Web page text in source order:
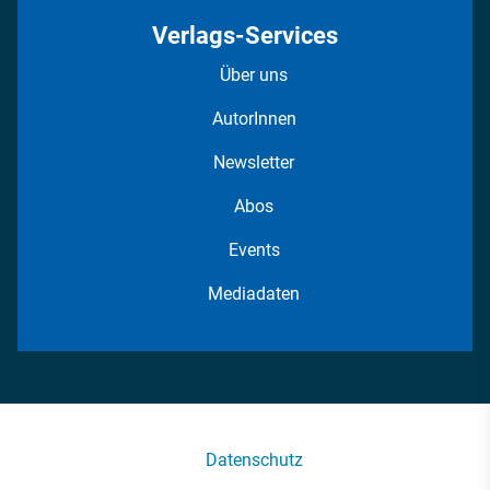
Verlags-Services
Über uns
AutorInnen
Newsletter
Abos
Events
Mediadaten
Datenschutz